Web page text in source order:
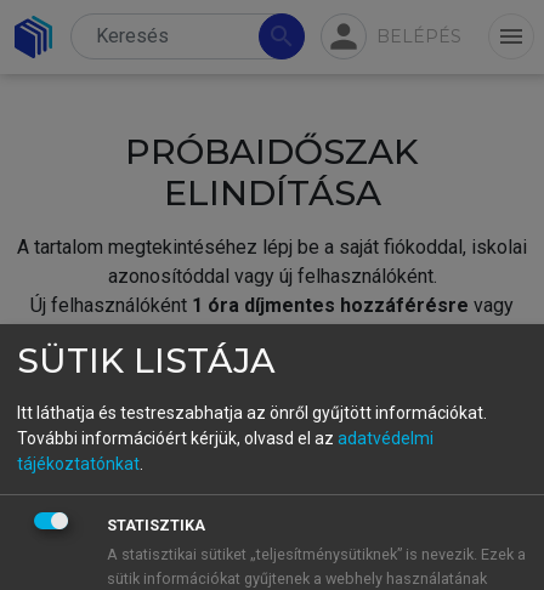
search person BELÉPÉS menu
PRÓBAIDŐSZAK
ELINDÍTÁSA
A tartalom megtekintéséhez lépj be a saját fiókoddal, iskolai
azonosítóddal vagy új felhasználóként.
Új felhasználóként 1 óra díjmentes hozzáférésre vagy
fiókoddal,vagy hozz létre új fiókot.
A regisztráció után apróbaidőszakautomatikusan
BELÉPÉS SAJÁT FIÓKKAL
SÜTIK LISTÁJA
Itt láthatja és testreszabhatja az önről gyűjtött információkat.
További információért kérjük, olvasd el az adatvédelmi
tájékoztatónkat
STATISZTIKA
A statisztikai sütiket „teljesítménysütiknek” is nevezik. Ezek a
sütik információkat gyűjtenek a webhely használatának